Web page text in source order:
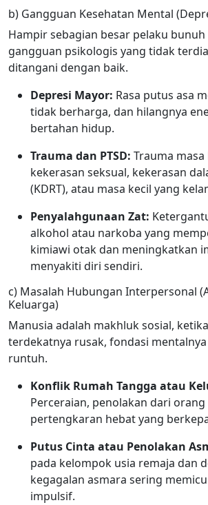
b) Gangguan Kesehatan Mental
Hampir sebagian besar pelaku
gangguan psikologis yang tidak
ditangani dengan baik.
Depresi Mayor: Rasa putus asa
tidak berharga, dan hilangnya
bertahan hidup.
Trauma dan PTSD: Trauma
kekerasan seksual, kekerasan
(KDRT), atau masa kecil yang
Penyalahgunaan Zat:
alkohol atau narkoba yang
kimiawi otak dan meningkatkan
menyakiti diri sendiri.
c) Masalah Hubungan Interpersonal
Keluarga)
Manusia adalah makhluk sosial,
terdekatnya rusak, fondasi
runtuh.
Konflik Rumah Tangga atau
Perceraian, penolakan dari
pertengkaran hebat yang
Putus Cinta atau Penolakan
pada kelompok usia remaja dan
kegagalan asmara sering
impulsif.